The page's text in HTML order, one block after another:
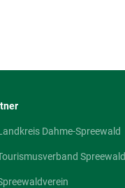
Dahme-Spreewald
Spreewald